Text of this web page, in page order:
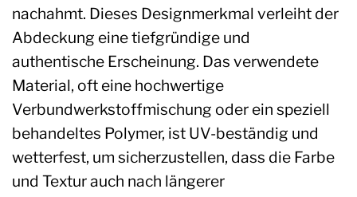
nachahmt. Dieses Designmerkmal verleiht der
Abdeckung eine tiefgründige und
authentische Erscheinung. Das verwendete
Material, oft eine hochwertige
Verbundwerkstoffmischung oder ein speziell
behandeltes Polymer, ist UV-beständig und
wetterfest, um sicherzustellen, dass die Farbe
und Textur auch nach längerer